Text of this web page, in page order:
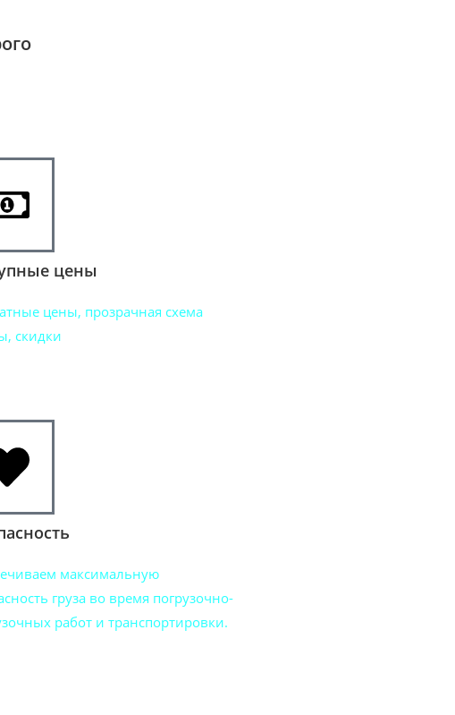
цены
цены, прозрачная схема
скидки
максимальную
груза во время погрузочно-
работ и транспортировки.